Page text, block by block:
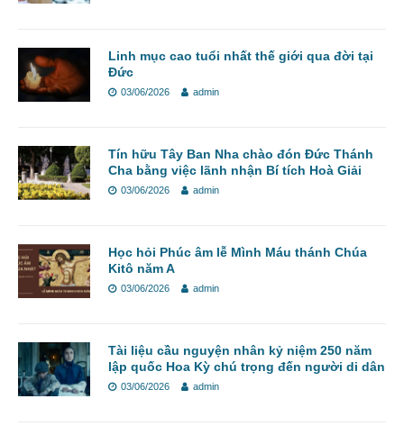
Linh mục cao tuổi nhất thế giới qua đời tại
Đức
03/06/2026 admin
Tín hữu Tây Ban Nha chào đón Đức Thánh
Cha bằng việc lãnh nhận Bí tích Hoà Giải
03/06/2026 admin
Học hỏi Phúc âm lễ Mình Máu thánh Chúa
Kitô năm A
03/06/2026 admin
Tài liệu cầu nguyện nhân kỷ niệm 250 năm
lập quốc Hoa Kỳ chú trọng đến người di dân
03/06/2026 admin